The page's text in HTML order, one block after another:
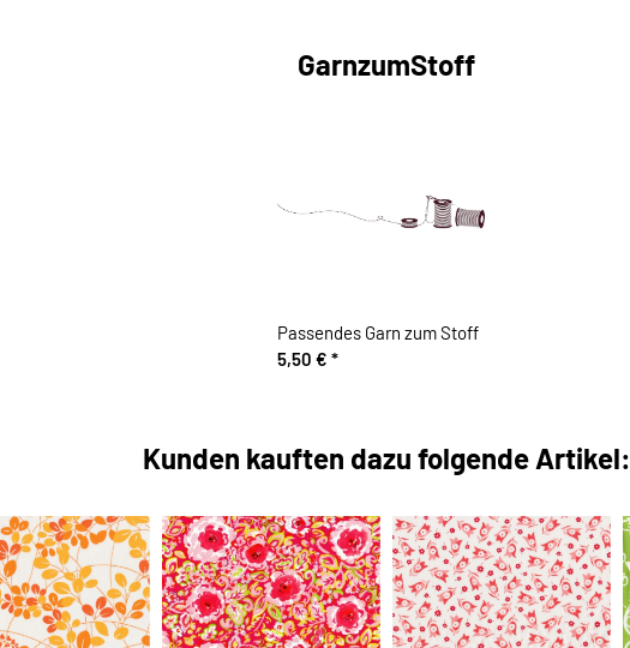
GarnzumStoff
Passendes Garn zum Stoff
5,50 € *
Kunden kauften dazu folgende Artikel: